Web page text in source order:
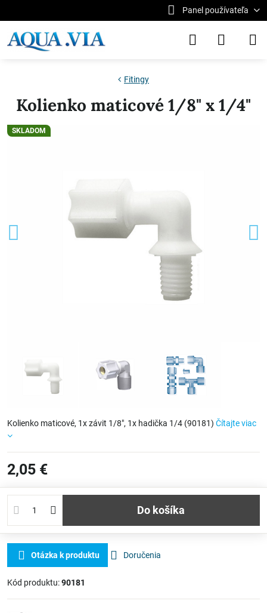
Panel používateľa
SKLADOM
Fitingy
Kolienko maticové 1/8" x 1/4"
Kolienko maticové, 1x závit 1/8", 1x hadička 1/4 (90181) Čítajte viac
2,05 €
Do košíka
Otázka k produktu Doručenia
Kód produktu:90181